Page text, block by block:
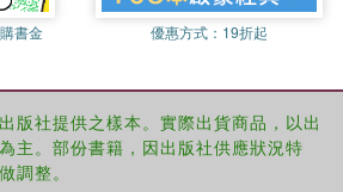
Francis's actions through apostolic
and the Holy See's international
analysis of the achievements,
challenges that shaped Francis's
to a new humanism in Europe,
and the tragedy of migrants,
dialogues, the experience
書金 優惠方式： 19折起
版社提供之樣本。實際出貨商品，以出
主。部份書籍，因出版社供應狀況特
調整。